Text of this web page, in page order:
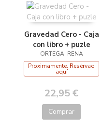
Gravedad Cero - Caja
con libro + puzle
ORTEGA, RENA
Proximamente. Resérvao
aquí
22,95 €
Comprar